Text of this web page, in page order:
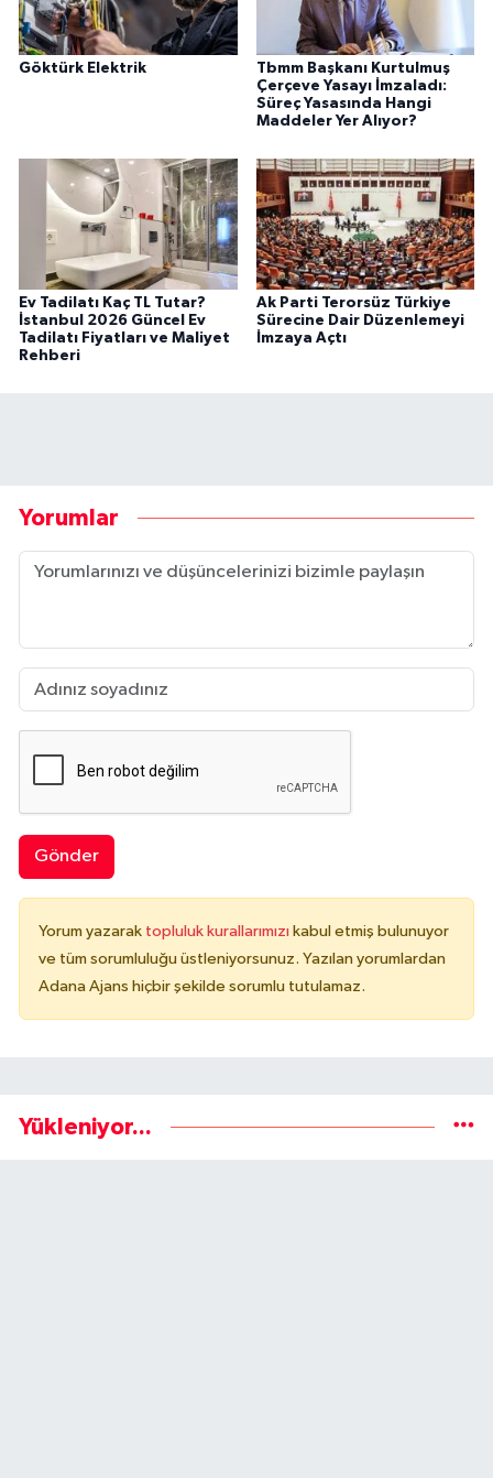
Göktürk Elektrik
Tbmm Başkanı Kurtulmuş
Çerçeve Yasayı İmzaladı:
Süreç Yasasında Hangi
Maddeler Yer Alıyor?
Ev Tadilatı Kaç TL Tutar?
İstanbul 2026 Güncel Ev
Tadilatı Fiyatları ve Maliyet
Rehberi
Ak Parti Terorsüz Türkiye
Sürecine Dair Düzenlemeyi
İmzaya Açtı
Yorumlar
Gönder
Yorum yazarak topluluk kurallarımızı kabul etmiş bulunuyor
ve tüm sorumluluğu üstleniyorsunuz. Yazılan yorumlardan
Adana Ajans hiçbir şekilde sorumlu tutulamaz.
Yükleniyor...